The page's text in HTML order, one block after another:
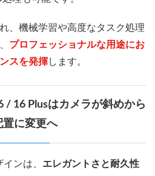
、機械学習や高度なタスク処理
プロフェッショナルな用途にお
スを発揮します。
/ 16 Plusはカメラが斜めから
置に変更へ
ンは、 エレガントさと耐久性